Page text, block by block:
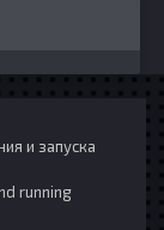
и запуска
running